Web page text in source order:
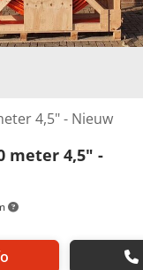
4,5" - Nieuw
meter 4,5" -